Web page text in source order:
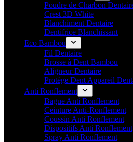
Poudre de Charbon
Crest 3D White
Blanchiment Dentaire
Dentifrice Blanchissant
Eco Bambou
Fil Dentaire
Brosse à Dent Bambou
Aligneur Dentaire
Protège Dent Appareil
Anti Ronflement
Bague Anti Ronflement
Ceinture Anti-Ronflement
Coussin Anti Ronflement
Dispositifs Anti Ronflement
Spray Anti Ronflement